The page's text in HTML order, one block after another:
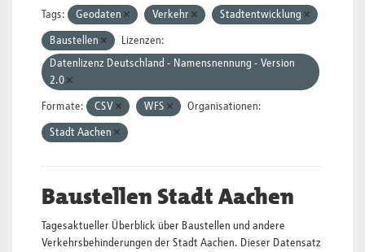
Tags: Geodaten Verkehr Stadtentwicklung
Baustellen
Lizenzen:
Datenlizenz Deutschland - Namensnennung - Version
2.0
Formate: CSV WFS Organisationen:
Stadt Aachen
Baustellen Stadt Aachen
Tagesaktueller Überblick über Baustellen und andere
Verkehrsbehinderungen der Stadt Aachen. Dieser Datensatz